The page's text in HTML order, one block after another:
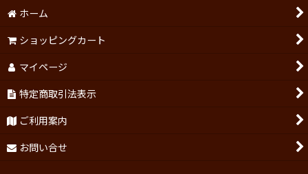
ホーム
ショッピングカート
マイページ
特定商取引法表示
ご利用案内
お問い合せ